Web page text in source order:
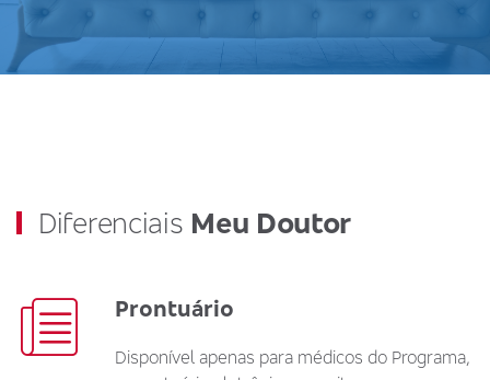
Diferenciais Meu Doutor
Prontuário
Disponível apenas para médicos do Programa,